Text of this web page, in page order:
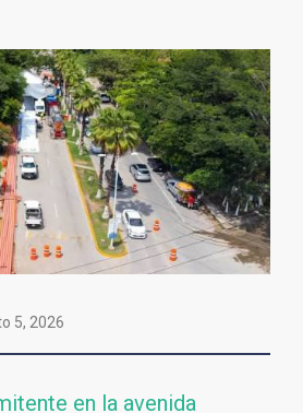
5, 2026
en la avenida